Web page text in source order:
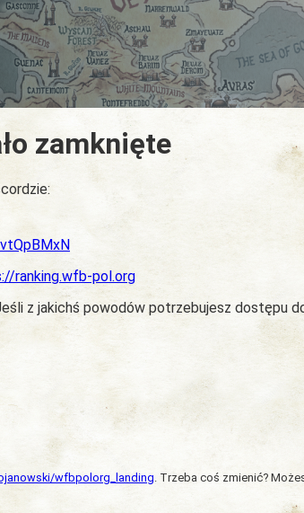
zamknięte
ranking.wfb-pol.org
z jakichś powodów potrzebujesz dostępu
wfbpolorg_landing . Trzeba coś zmienić?